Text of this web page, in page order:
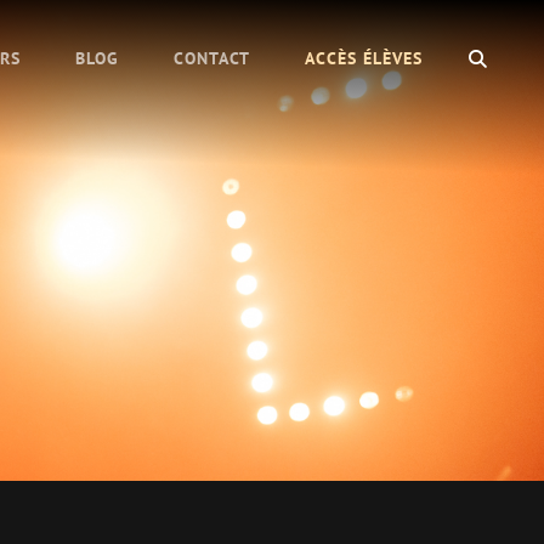
BLOG CONTACT ACCÈS ÉLÈVES